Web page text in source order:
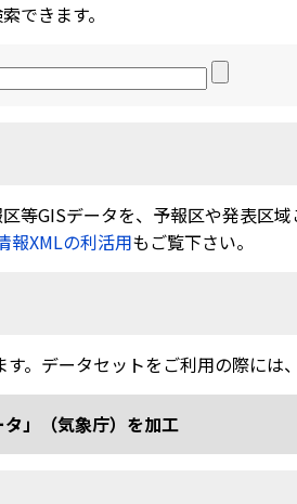
できます。
等GISデータを、予報区や発表区
報XMLの利活用もご覧下さい。
。データセットをご利用の際には
」（気象庁）を加工